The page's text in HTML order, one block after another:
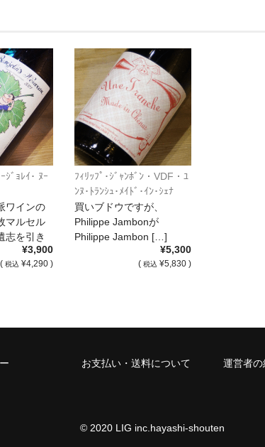
ｼﾞｮﾚｲ･ ﾇｰ
ワインの
マルセル
志を引き
¥3,900
( 税込 ¥4,290 )
ﾌｨﾘｯﾌﾟ･ｼﾞｬﾝﾎﾞﾝ・VDF・ﾕ
ﾝﾇ･ﾄﾗﾝｼｭ･ﾒｲﾄﾞ･ｲﾝ･ｼｪﾅ
2018
買いブドウですが、
Philippe Jambonが
Philippe Jambon […]
¥5,300
( 税込 ¥5,830 )
お支払い・送料について 運営者
© 2020 LIG inc.hayashi-shouten